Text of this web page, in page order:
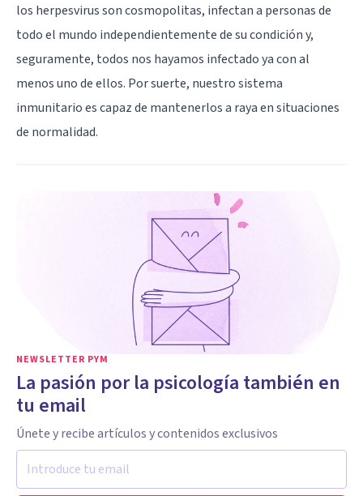
los herpesvirus son cosmopolitas, infectan a personas de
todo el mundo independientemente de su condición y,
seguramente, todos nos hayamos infectado ya con al
menos uno de ellos. Por suerte, nuestro sistema
inmunitario es capaz de mantenerlos a raya en situaciones
de normalidad.
NEWSLETTER PYM
La pasión por la psicología también en
tu email
Únete y recibe artículos y contenidos exclusivos